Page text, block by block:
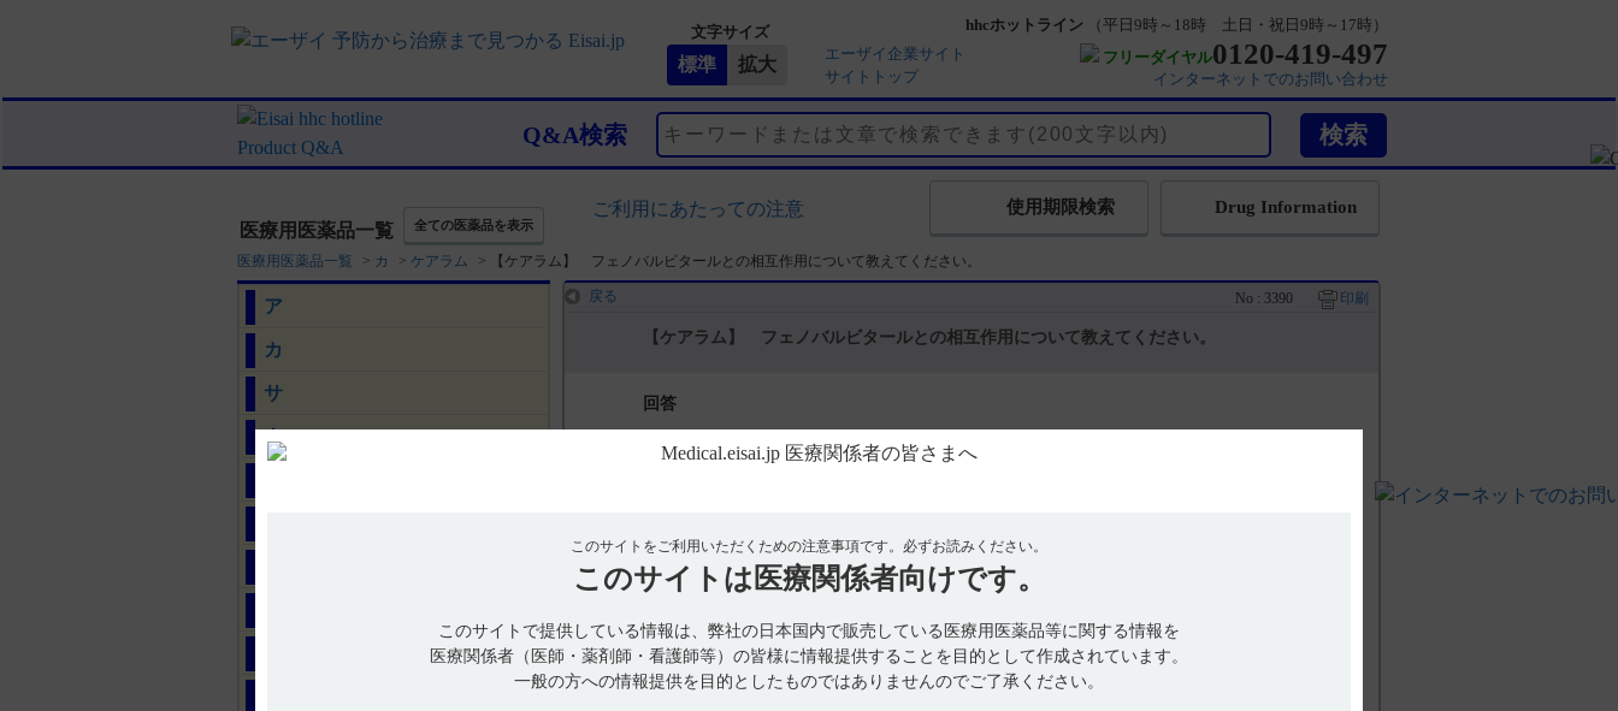
文字サイズ
エーザイ企業サイト
サイトトップ
hhcホットライン
（平日9時～18時 土日・祝日9時～17時）
フリーダイヤル0120-419-497
インターネットでのお問い合わせ
Q&A検索
医療用医薬品一覧 全ての医薬品を表示
ご利用にあたっての注意 Drug Information
使用期限検索
医療用医薬品一覧 > カ > ケアラム > 【ケアラム】 フェノバルビタールとの相互作用について教えてください。
ア
カ
サ
タ
このサイトをご利用いただくための注意事項です。 必ずお読みください。
このサイトは 医療関係者向けです。
このサイトで提供している情報は、弊社の日本国内で販売している医療用医薬品等に関する情報を
医療関係者（医師・薬剤師・看護師等）の皆様に情報提供することを目的として作成されています。
一般の方への情報提供を目的としたものではありませんのでご了承ください。
戻る No : 3390 印刷
【ケアラム】 フェノバルビタールとの相互作用について教えてください。
回答
電子添文には、相互作用について、以下の記載があります。
インタビューフォームには、フェノバルビタールとの併用試験に関して、以下の記載があります。
■フェノバルビタール（引用2）
より、イグラチモドの血漿中濃度は単独投与時に比べ低く推移したことから記載した。
臨床試験において、フェノバルビタールと相互作用が認められた症例はないが、併用する場合は、本剤の血漿
中濃度が低下するおそれがあるので、注意すること。